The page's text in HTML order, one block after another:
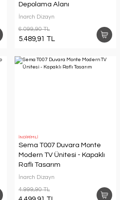
Depolama Alanı
İnarch Dizayn
6.099,90 TL
5.489,91 TL
İNDİRİMLİ
Sema T007 Duvara Monte
Modern TV Ünitesi - Kapaklı
Raflı Tasarım
İnarch Dizayn
4.999,90 TL